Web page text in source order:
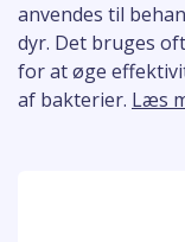
anvendes til
dyr. Det bruges
for at øge
af bakterier. Læs